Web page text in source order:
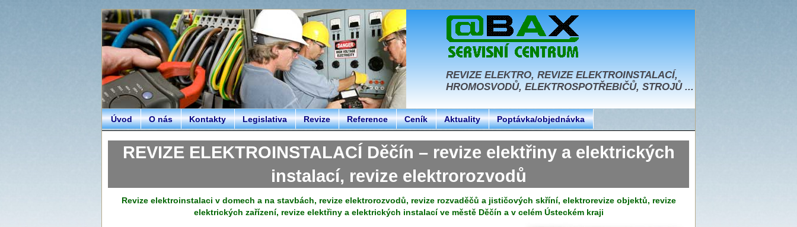
REVIZE ELEKTRO, REVIZE ELEKTROINSTALACÍ,
HROMOSVODŮ, ELEKTROSPOTŘEBIČŮ, STROJŮ ...
Úvod O nás Kontakty Legislativa Revize Reference Ceník Aktuality Poptávka/objednávka
REVIZE ELEKTROINSTALACÍ Děčín – revize elektřiny a elektrických
instalací, revize elektrorozvodů
Revize elektroinstalaci v domech a na stavbách, revize elektrorozvodů, revize rozvaděčů a jističových skříní, elektrorevize objektů, revize
elektrických zařízení, revize elektřiny a elektrických instalací ve městě Děčín a v celém Ústeckém kraji